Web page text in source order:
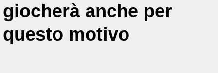
giocherà anche per
questo motivo